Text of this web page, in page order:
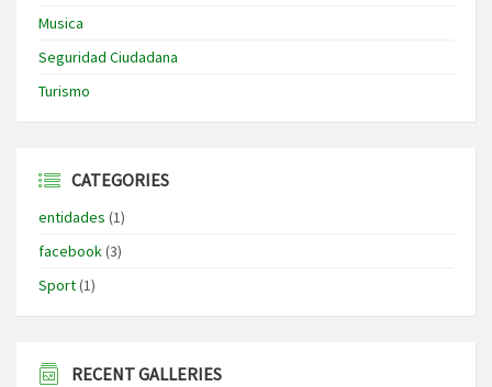
Musica
Seguridad Ciudadana
Turismo
CATEGORIES
entidades (1)
facebook(3)
Sport(1)
RECENT GALLERIES